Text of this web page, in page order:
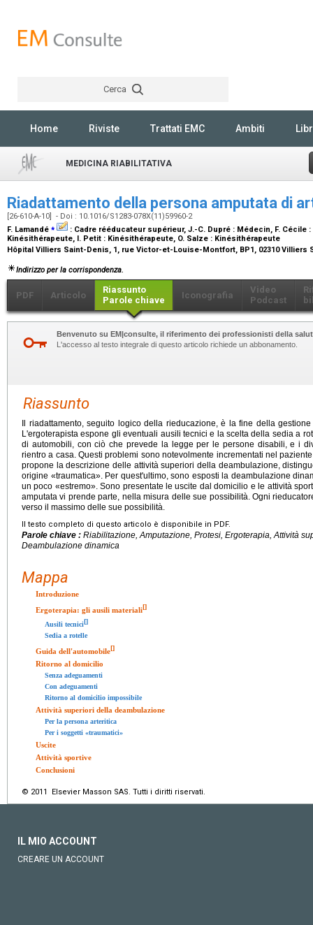
Cerca
Home Riviste Trattati EMC Ambiti
MEDICINA RIABILITATIVA
Riadattamento della persona amputata di
[26-610-A-10] - Doi : 10.1016/S1283-078X(11)59960-2
F. Lamandé ⁎ : Cadre rééducateur supérieur, J.-C. Dupré : Médecin, F. Cécile :
Kinésithérapeute, I. Petit : Kinésithérapeute, O. Salze : Kinésithérapeute
Hôpital Villiers Saint-Denis, 1, rue Victor-et-Louise-Montfort, BP1, 02310 Villiers
Indirizzo per la corrispondenza.
PDF Articolo
Riassunto
Parole chiave
Iconografia
Video
Podcast
Benvenuto su EM|consulte, il riferimento dei professionisti della
L'accesso al testo integrale di questo articolo richiede un abbonamento.
Riassunto
Il riadattamento, seguito logico della rieducazione, è la fine della
L'ergoterapista espone gli eventuali ausili tecnici e la scelta della sedia a
di automobili, con ciò che prevede la legge per le persone disabili, e i
rientro a casa. Questi problemi sono notevolmente incrementati nel
propone la descrizione delle attività superiori della deambulazione,
origine «traumatica». Per quest'ultimo, sono esposti la deambulazione
un poco «estremo». Sono presentate le uscite dal domicilio e le attività
amputata vi prende parte, nella misura delle sue possibilità. Ogni
verso il massimo delle sue possibilità.
Il testo completo di questo articolo è disponibile in PDF.
Parole chiave : Riabilitazione, Amputazione, Protesi, Ergoterapia, Attività
Deambulazione dinamica
Mappa
Introduzione
Ergoterapia: gli ausili materiali[]
Ausili tecnici[]
Sedia a rotelle
Guida dell'automobile[]
Ritorno al domicilio
Senza adeguamenti
Con adeguamenti
Ritorno al domicilio impossibile
Attività superiori della deambulazione
Per la persona arteritica
Per i soggetti «traumatici»
Uscite
Attività sportive
Conclusioni
© 2011 Elsevier Masson SAS. Tutti i diritti riservati.
IL MIO ACCOUNT
CREARE UN ACCOUNT